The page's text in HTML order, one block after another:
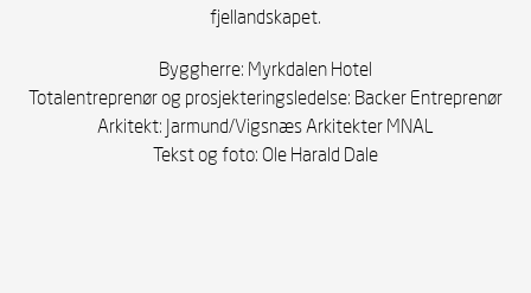
fjellandskapet.
Byggherre: Myrkdalen Hotel
Totalentreprenør og prosjekteringsledelse: Backer Entreprenør
Arkitekt: Jarmund/Vigsnæs Arkitekter MNAL
Tekst og foto: Ole Harald Dale